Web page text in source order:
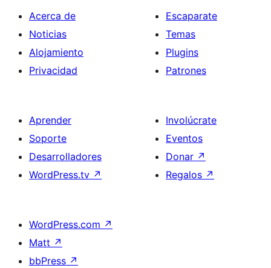
Acerca de
Noticias
Alojamiento
Privacidad
Escaparate
Temas
Plugins
Patrones
Aprender
Soporte
Desarrolladores
WordPress.tv ↗
Involúcrate
Eventos
Donar ↗
Regalos ↗
WordPress.com ↗
Matt ↗
bbPress ↗